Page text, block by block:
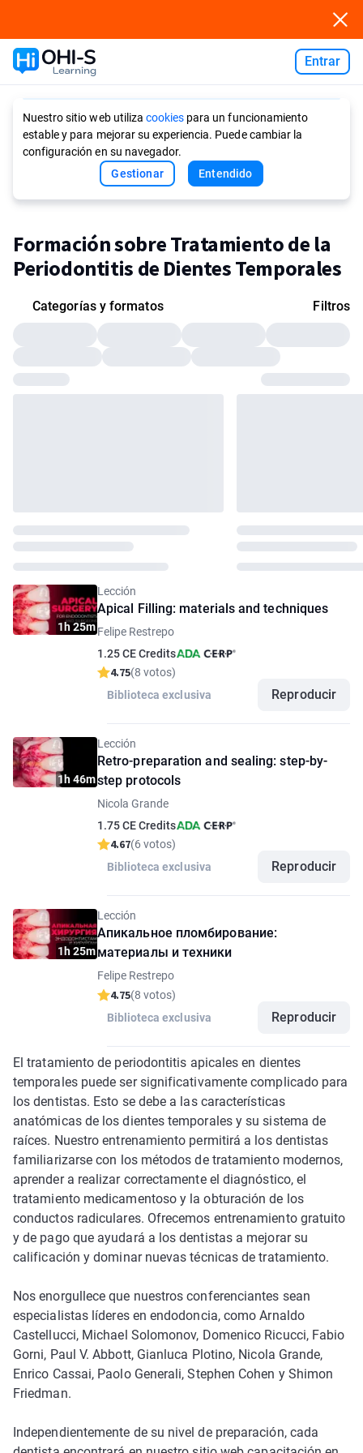
Entrar
Nuestro sitio web utiliza cookies para un funcionamiento
estable y para mejorar su experiencia. Puede cambiar la
configuración en su navegador.
Gestionar
Entendido
Formación sobre Tratamiento de la
Periodontitis de Dientes Temporales
Categorías y formatos Filtros
1h 25m
Lección
Apical Filling: materials and techniques
Felipe Restrepo
1.25 CE Credits
4.75(8 votos)
Biblioteca exclusiva
Reproducir
1h 46m
Lección
Retro-preparation and sealing: step-by-
step protocols
Nicola Grande
1.75 CE Credits
4.67(6 votos)
Biblioteca exclusiva
Reproducir
1h 25m
Lección
Апикальное пломбирование:
материалы и техники
Felipe Restrepo
4.75(8 votos)
Biblioteca exclusiva
Reproducir
El tratamiento de periodontitis apicales en dientes
temporales puede ser significativamente complicado para
los dentistas. Esto se debe a las características
anatómicas de los dientes temporales y su sistema de
raíces. Nuestro entrenamiento permitirá a los dentistas
familiarizarse con los métodos de tratamiento modernos,
aprender a realizar correctamente el diagnóstico, el
tratamiento medicamentoso y la obturación de los
conductos radiculares. Ofrecemos entrenamiento gratuito
y de pago que ayudará a los dentistas a mejorar su
calificación y dominar nuevas técnicas de tratamiento.
Nos enorgullece que nuestros conferenciantes sean
especialistas líderes en endodoncia, como Arnaldo
Castellucci, Michael Solomonov, Domenico Ricucci, Fabio
Gorni, Paul V. Abbott, Gianluca Plotino, Nicola Grande,
Enrico Cassai, Paolo Generali, Stephen Cohen y Shimon
Friedman.
Independientemente de su nivel de preparación, cada